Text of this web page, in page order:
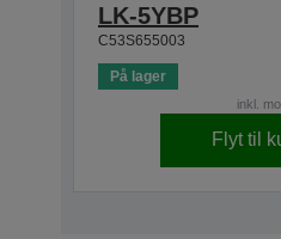
LK-5YBP
C53S655003
På lager
inkl.
Flyt til